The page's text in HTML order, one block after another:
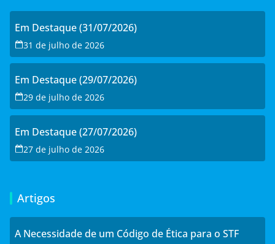
Em Destaque (31/07/2026)
31 de julho de 2026
Em Destaque (29/07/2026)
29 de julho de 2026
Em Destaque (27/07/2026)
27 de julho de 2026
Artigos
A Necessidade de um Código de Ética para o STF